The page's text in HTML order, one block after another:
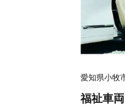
愛知県小牧
福祉車